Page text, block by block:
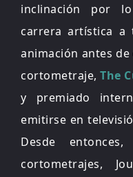
inclinación por
carrera artística
animación antes
cortometraje,The
y premiado
emitirse en
Desde
cortometrajes,